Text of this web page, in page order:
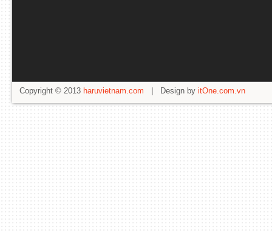
Copyright © 2013 haruvietnam.com | Design by itOne.com.vn